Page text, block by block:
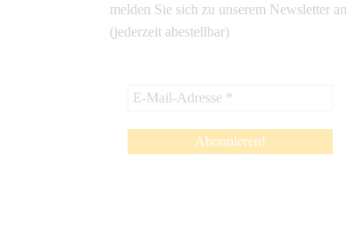
melden Sie sich zu unserem Newsletter an
(jederzeit abestellbar)